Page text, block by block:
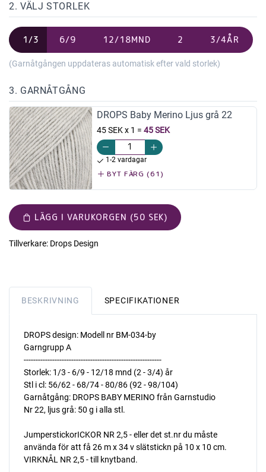
2. VÄLJ STORLEK
1/3 6/9 12/18MND 2 3/4ÅR
(Garnåtgången uppdateras automatisk efter vald storlek)
3. GARNÅTGÅNG
DROPS Baby Merino Ljus grå 22
45 SEK x 1 = 45 SEK
1-2 vardagar
BYT FÄRG (61)
LÄGG I VARUKORGEN (50 SEK)
Tillverkare: Drops Design
BESKRIVNING SPECIFIKATIONER
DROPS design: Modell nr BM-034-by
Garngrupp A
----------------------------------------------------------
Storlek: 1/3 - 6/9 - 12/18 mnd (2 - 3/4) år
Stl i cl: 56/62 - 68/74 - 80/86 (92 - 98/104)
Garnåtgång: DROPS BABY MERINO från Garnstudio
Nr 22, ljus grå: 50 g i alla stl.
JumperstickorICKOR NR 2,5 - eller det st.nr du måste
använda för att få 26 m x 34 v slätstickn på 10 x 10 cm.
VIRKNÅL NR 2,5 - till knytband.